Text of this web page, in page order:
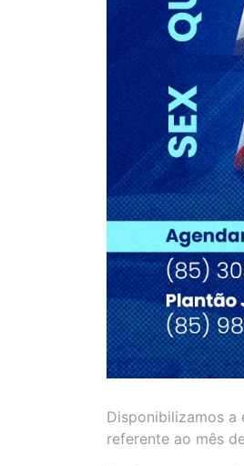
Disponibilizamos a
referente ao mês